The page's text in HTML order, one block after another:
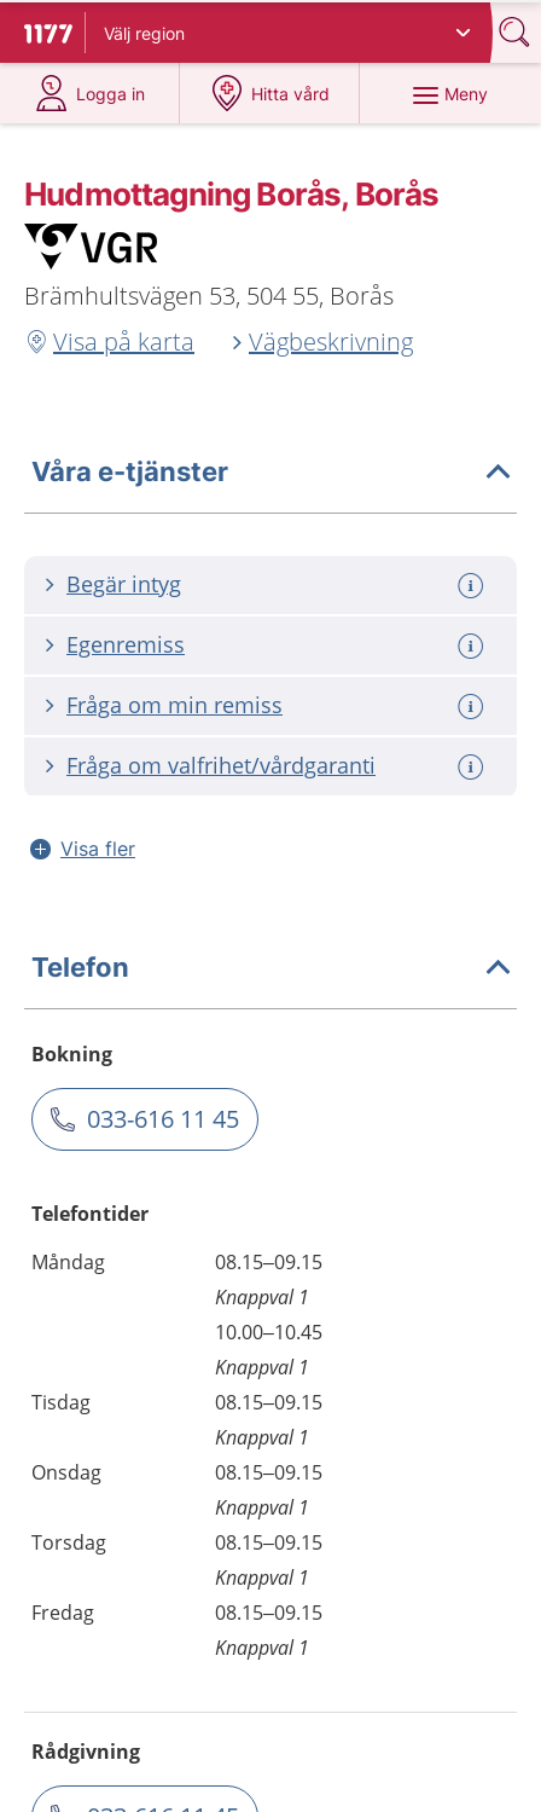
Till startsidan för 1177
Välj region
Logga in
på 1177.se
Hitta vård
på 1177.se
Meny
Hudmottagning Borås, Borås
Brämhultsvägen 53, 504 55, Borås
Visa på karta
Vägbeskrivning
Våra e-tjänster
Begär intyg
Egenremiss
Fråga om min remiss
Fråga om valfrihet/vårdgaranti
Visa fler
Telefon
Bokning
033-616 11 45
Telefontider
Måndag
08.15–09.15
Knappval 1
10.00–10.45
Knappval 1
Tisdag
08.15–09.15
Knappval 1
Onsdag
08.15–09.15
Knappval 1
Torsdag
08.15–09.15
Knappval 1
Fredag
08.15–09.15
Knappval 1
Rådgivning